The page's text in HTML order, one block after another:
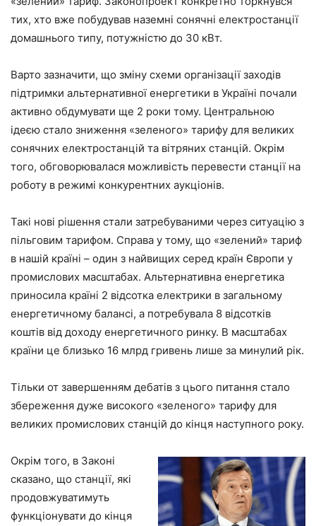
тих, хто вже побудував наземні сонячні електростанції
домашнього типу, потужністю до 30 кВт.
Варто зазначити, що зміну схеми організації заходів
підтримки альтернативної енергетики в Україні почали
активно обдумувати ще 2 роки тому. Центральною
ідеєю стало зниження «зеленого» тарифу для великих
сонячних електростанцій та вітряних станцій. Окрім
того, обговорювалася можливість перевести станції на
роботу в режимі конкурентних аукціонів.
Такі нові рішення стали затребуваними через ситуацію з
пільговим тарифом. Справа у тому, що «зелений» тариф
в нашій країні – один з найвищих серед країн Європи у
промислових масштабах. Альтернативна енергетика
приносила країні 2 відсотка електрики в загальному
енергетичному балансі, а потребувала 8 відсотків
коштів від доходу енергетичного ринку. В масштабах
країни це близько 16 млрд гривень лише за минулий рік.
Тільки от завершенням дебатів з цього питання стало
збереження дуже високого «зеленого» тарифу для
великих промислових станцій до кінця наступного року.
Окрім того, в Законі
сказано, що станції, які
продовжуватимуть
функціонувати до кінця